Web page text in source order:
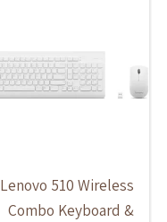
Lenovo 510 Wireless
Combo Keyboard &